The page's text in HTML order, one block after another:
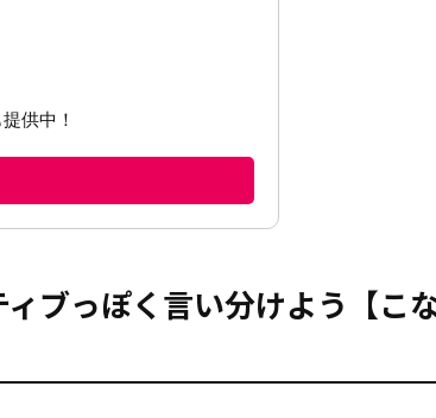
ィブっぽく言い分けよう【こ